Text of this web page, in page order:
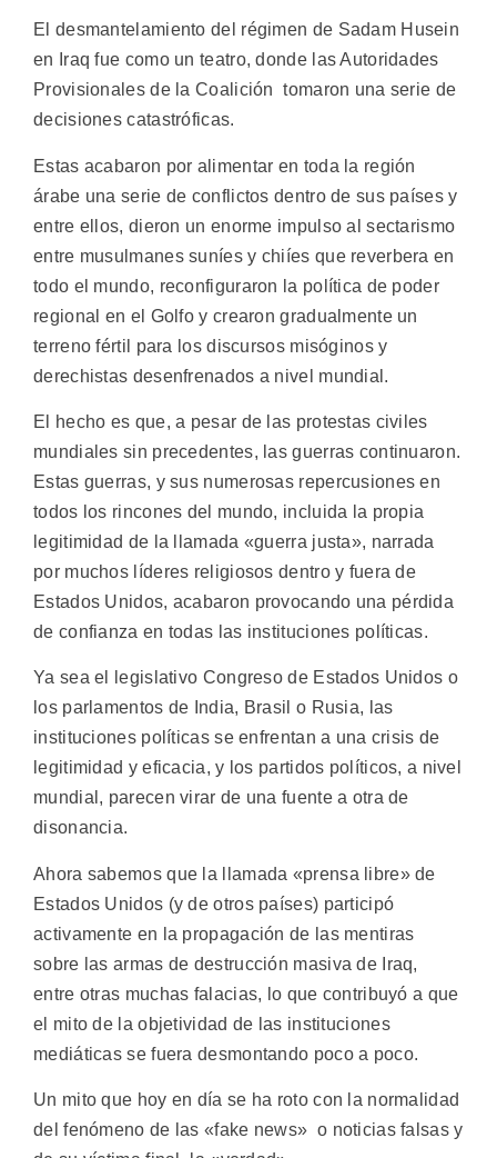
El desmantelamiento del régimen de Sadam Husein
en Iraq fue como un teatro, donde las Autoridades
Provisionales de la Coalición tomaron una serie de
decisiones catastróficas.
Estas acabaron por alimentar en toda la región
árabe una serie de conflictos dentro de sus países y
entre ellos, dieron un enorme impulso al sectarismo
entre musulmanes suníes y chiíes que reverbera en
todo el mundo, reconfiguraron la política de poder
regional en el Golfo y crearon gradualmente un
terreno fértil para los discursos misóginos y
derechistas desenfrenados a nivel mundial.
El hecho es que, a pesar de las protestas civiles
mundiales sin precedentes, las guerras continuaron.
Estas guerras, y sus numerosas repercusiones en
todos los rincones del mundo, incluida la propia
legitimidad de la llamada «guerra justa», narrada
por muchos líderes religiosos dentro y fuera de
Estados Unidos, acabaron provocando una pérdida
de confianza en todas las instituciones políticas.
Ya sea el legislativo Congreso de Estados Unidos o
los parlamentos de India, Brasil o Rusia, las
instituciones políticas se enfrentan a una crisis de
legitimidad y eficacia, y los partidos políticos, a nivel
mundial, parecen virar de una fuente a otra de
disonancia.
Ahora sabemos que la llamada «prensa libre» de
Estados Unidos (y de otros países) participó
activamente en la propagación de las mentiras
sobre las armas de destrucción masiva de Iraq,
entre otras muchas falacias, lo que contribuyó a que
el mito de la objetividad de las instituciones
mediáticas se fuera desmontando poco a poco.
Un mito que hoy en día se ha roto con la normalidad
del fenómeno de las «fake news» o noticias falsas y